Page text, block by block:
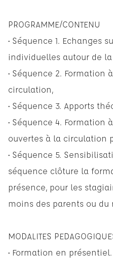
PROGRAMME/CONTENU
• Séquence 1. Echanges
individuelles autour de
• Séquence 2. Formation
circulation,
• Séquence 3. Apports
• Séquence 4. Formation
ouvertes à la circulation
• Séquence 5.
séquence clôture la
présence, pour les
moins des parents ou
MODALITES
• Formation en présentiel.